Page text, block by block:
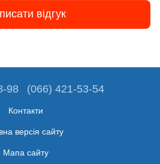
відгук
98 (066) 421-53-54
Контакти
версія сайту
Мапа сайту